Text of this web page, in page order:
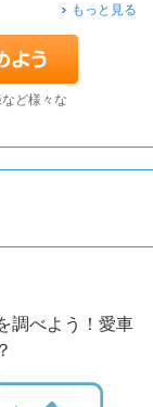
もっと見る
ど様々な
調べよう！愛車